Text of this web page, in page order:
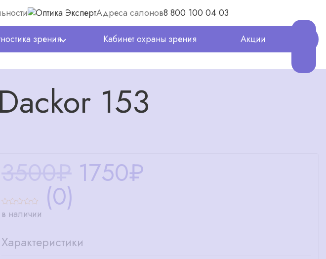
Адреса салонов8 800 100 04 03
зрения Кабинет охраны зрения Акции
153
1750₽
(0)
в наличии
Характеристики